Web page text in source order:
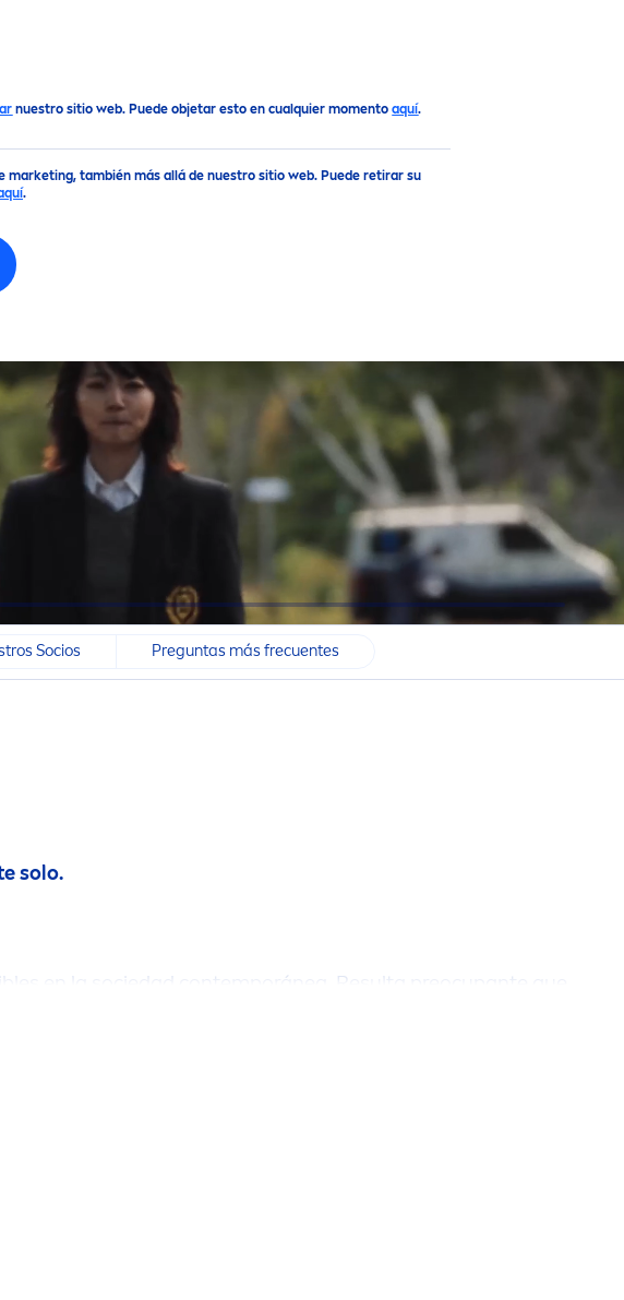
nuestro sitio web. Puede objetar esto en cualquier momentoaquí.
marketing, también más allá de nuestro sitio web. Puede retirar su
.
Socios Preguntas más frecuentes
solo.
en la sociedad contemporánea. Resulta preocupante que
aislamiento, genera riesgos potenciales para la salud que